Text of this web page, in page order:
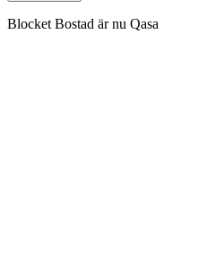
Blocket Bostad är nu Qasa